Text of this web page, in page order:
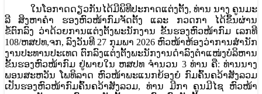
ໃນໂອກາດດຽວກັນໄດ້ມີພິທີປະກາດແຕ່ງຕັ້ງ, ທ່ານ ນາງ ຄູນມະ
ລີ ສິງຫາຄໍາ ຮອງຫົວໜ້າກົມຈັດຕັ້ງ ແລະ ກວດກາ ໄດ້ຂຶ້ນຜ່ານ
ຂໍ້ຕົກລົງ ວ່າດ້ວຍການແຕ່ງຕັ້ງພະນັກງານ ຂັ້ນຮອງຫົວໜ້າກົມ ເລກທີ
108/ຫສປທ,ຈກ, ລົງວັນທີ 27 ກຸມພາ 2026 ຫົວໜ້າຫ້ອງວ່າການສໍານັກ
ງານປະທານປະເທດ ຕົກລົງແຕ່ງຕັ້ງພະນັກງານດໍາລົງຕໍາແໜ່ງບໍລິຫານ
ຂັ້ນຮອງຫົວໜ້າກົມ ຢູ່ພາຍໃນ ຫສປທ ຈໍານວນ 3 ທ່ານ ຄື: ທ່ານນາງ
ພອນສະຫວັນ ໂພທິລາດ ຫົວໜ້າພະແນກຍ້ອງຍໍ ກົມຄົ້ນຄວ້າສັງລວມ
ເປັນຮອງຫົວໜ້າກົມຄົ້ນຄວ້າສັງລວມ, ທ່ານ ມີກາ ຄູນມີໄຊ ຫົວໜ້າ